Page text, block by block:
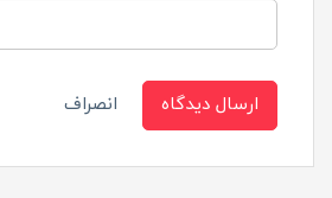
ارسال دیدگاه انصراف